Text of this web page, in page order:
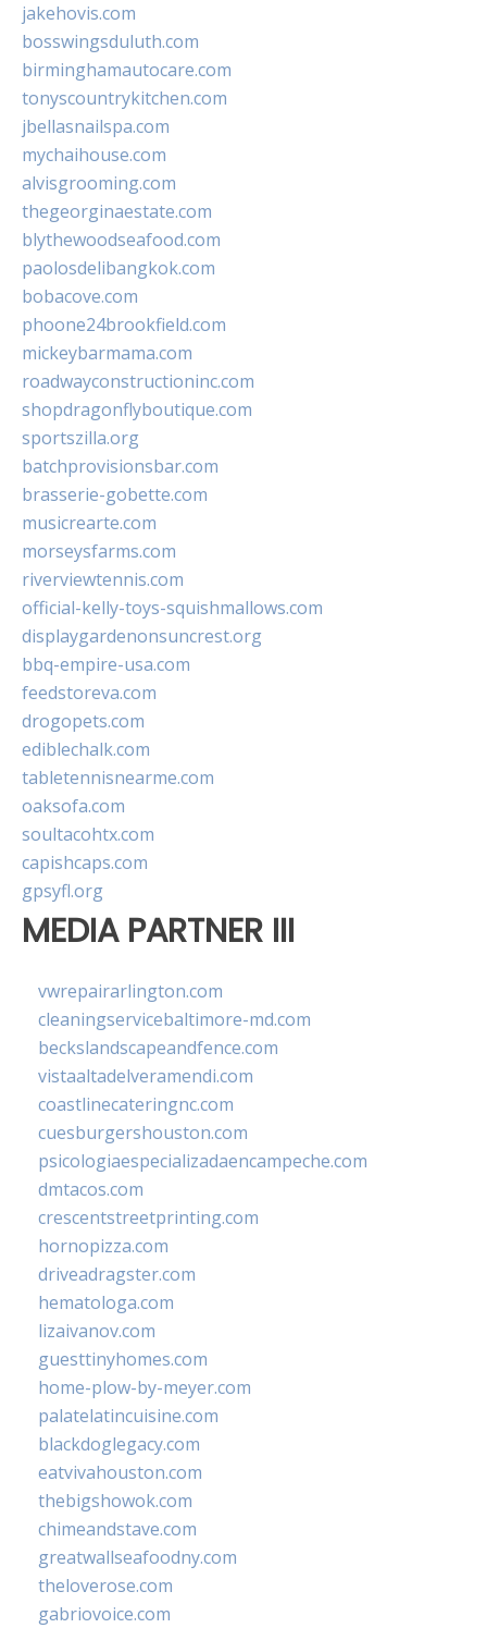
jakehovis.com
bosswingsduluth.com
birminghamautocare.com
tonyscountrykitchen.com
jbellasnailspa.com
mychaihouse.com
alvisgrooming.com
thegeorginaestate.com
blythewoodseafood.com
paolosdelibangkok.com
bobacove.com
phoone24brookfield.com
mickeybarmama.com
roadwayconstructioninc.com
shopdragonflyboutique.com
sportszilla.org
batchprovisionsbar.com
brasserie-gobette.com
musicrearte.com
morseysfarms.com
riverviewtennis.com
official-kelly-toys-squishmallows.com
displaygardenonsuncrest.org
bbq-empire-usa.com
feedstoreva.com
drogopets.com
ediblechalk.com
tabletennisnearme.com
oaksofa.com
soultacohtx.com
capishcaps.com
gpsyfl.org
MEDIA PARTNER III
vwrepairarlington.com
cleaningservicebaltimore-md.com
beckslandscapeandfence.com
vistaaltadelveramendi.com
coastlinecateringnc.com
cuesburgershouston.com
psicologiaespecializadaencampeche.com
dmtacos.com
crescentstreetprinting.com
hornopizza.com
driveadragster.com
hematologa.com
lizaivanov.com
guesttinyhomes.com
home-plow-by-meyer.com
palatelatincuisine.com
blackdoglegacy.com
eatvivahouston.com
thebigshowok.com
chimeandstave.com
greatwallseafoodny.com
theloverose.com
gabriovoice.com